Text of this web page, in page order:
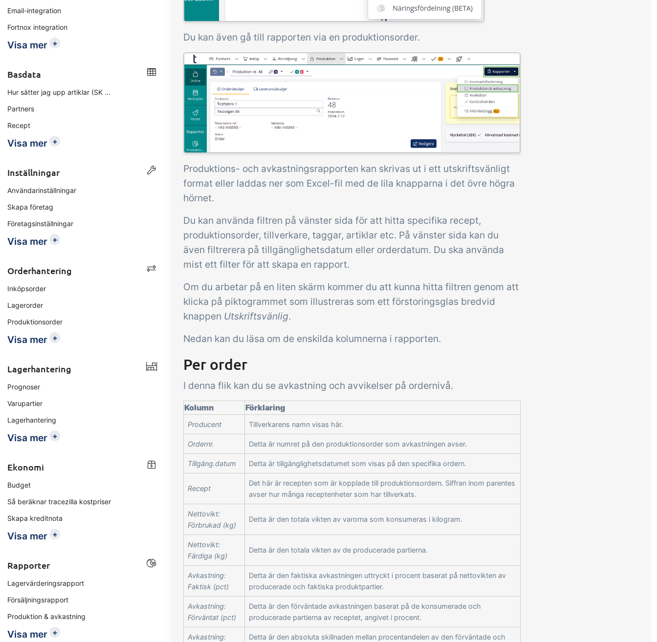
Email-integration
Fortnox integration
Visa mer +
Basdata
Hur sätter jag upp artiklar (SK ...
Partners
Recept
Visa mer +
Inställningar
Användarinställningar
Skapa företag
Företagsinställningar
Visa mer +
Orderhantering
Inköpsorder
Lagerorder
Produktionsorder
Visa mer +
Lagerhantering
Prognoser
Varupartier
Lagerhantering
Visa mer +
Ekonomi
Budget
Så beräknar tracezilla kostpriser
Skapa kreditnota
Visa mer +
Rapporter
Lagervärderingsrapport
Försäljningsrapport
Produktion & avkastning
Visa mer +
Du kan även gå till rapporten via en produktionsorder.
Produktions- och avkastningsrapporten kan skrivas ut i ett utskriftsvänligt
format eller laddas ner som Excel-fil med de lila knapparna i det övre högra
hörnet.
Du kan använda filtren på vänster sida för att hitta specifika recept,
produktionsorder, tillverkare, taggar, artiklar etc. På vänster sida kan du
även filtrerera på tillgänglighetsdatum eller orderdatum. Du ska använda
mist ett filter för att skapa en rapport.
Om du arbetar på en liten skärm kommer du att kunna hitta filtren genom att
klicka på piktogrammet som illustreras som ett förstoringsglas bredvid
knappen Utskriftsvänlig.
Nedan kan du läsa om de enskilda kolumnerna i rapporten.
Per order
I denna flik kan du se avkastning och avvikelser på ordernivå.
Kolumn Förklaring
Producent Tillverkarens namn visas här.
Ordernr. Detta är numret på den produktionsorder som avkastningen avser.
Tillgäng.datum Detta är tillgänglighetsdatumet som visas på den specifika ordern.
Recept
Det här är recepten som är kopplade till produktionsordern. Siffran inom parentes
avser hur många receptenheter som har tillverkats.
Nettovikt:
Förbrukad (kg)
Detta är den totala vikten av varorna som konsumeras i kilogram.
Nettovikt:
Färdiga (kg)
Detta är den totala vikten av de producerade partierna.
Avkastning:
Faktisk (pct)
Detta är den faktiska avkastningen uttryckt i procent baserat på nettovikten av
producerade och faktiska produktpartier.
Avkastning:
Förväntat (pct)
Detta är den förväntade avkastningen baserat på de konsumerade och
producerade partierna av receptet, angivet i procent.
Avkastning:
Detta är den absoluta skillnaden mellan procentandelen av den förväntade och